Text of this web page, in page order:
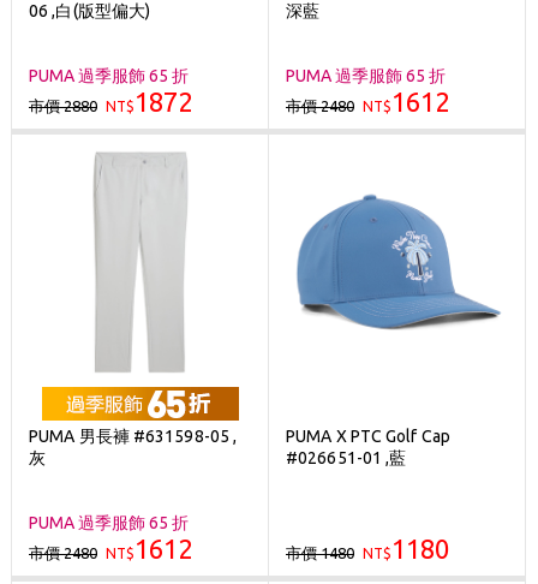
06 ,白(版型偏大)
PUMA 過季服飾 65 折
市價 2880 NT$ 1872
深藍
PUMA 過季服飾 65 折
市價 2480 NT$ 1612
PUMA 男長褲 #631598-05 ,
灰
PUMA 過季服飾 65 折
市價 2480 NT$ 1612
PUMA X PTC Golf Cap
#026651-01 ,藍
市價 1480 NT$ 1180